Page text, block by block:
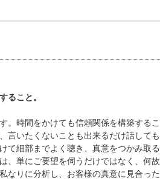
ること。
。時間をかけても信頼関係を構築するこ
言いたくないことも出来るだけ話しても
て細部までよく聴き、真意をつかみ取る
、単にご要望を伺うだけではなく、何故
なりに分析し、お客様の真意に見合った